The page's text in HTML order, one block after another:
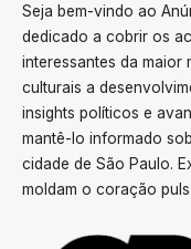
Seja bem-vindo ao
dedicado a cobrir os
interessantes da maior
culturais a
insights políticos e
mantê-lo informado
cidade de São Paulo.
moldam o coração